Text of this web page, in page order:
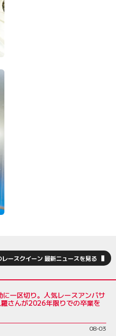
レースクイーン 最新ニュースを見る
に一区切り。人気レースアンバサ
さんが2026年限りでの卒業を
08-03